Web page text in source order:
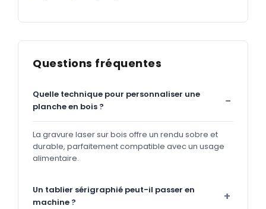
Questions fréquentes
Quelle technique pour personnaliser une
planche en bois ?
La gravure laser sur bois offre un rendu sobre et
durable, parfaitement compatible avec un usage
alimentaire.
Un tablier sérigraphié peut-il passer en
machine ?